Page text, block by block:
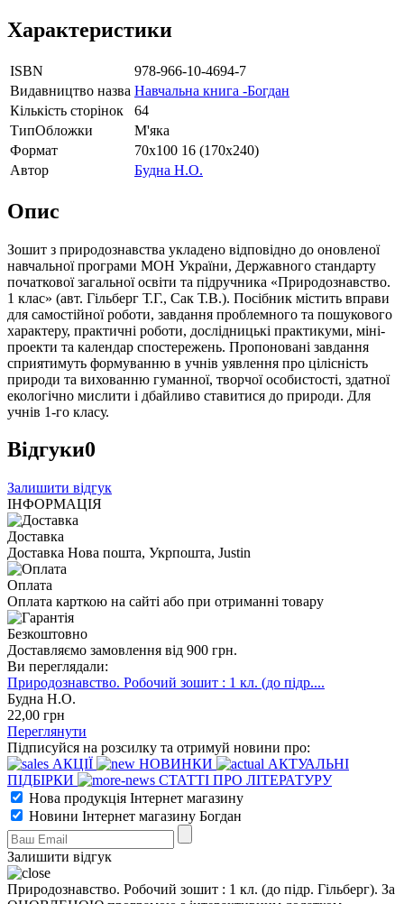
Характеристики
ISBN
978-966-10-4694-7
Видавництво назва Навчальна книга -Богдан
Кількість сторінок
64
ТипОбложки
М'яка
Формат
70х100 16 (170х240)
Автор
Будна Н.О.
Опис
Зошит з природознавства укладено відповідно до оновленої
навчальної програми МОН України, Державного стандарту
початкової загальної освіти та підручника «Природознавство.
1 клас» (авт. Гільберг Т.Г., Сак Т.В.). Посібник містить вправи
для самостійної роботи, завдання проблемного та пошукового
характеру, практичні роботи, дослідницькі практикуми, міні-
проекти та календар спостережень. Пропоновані завдання
сприятимуть формуванню в учнів уявлення про цілісність
природи та вихованню гуманної, творчої особистості, здатної
екологічно мислити і дбайливо ставитися до природи. Для
учнів 1-го класу.
Відгуки0
Залишити відгук
ІНФОРМАЦІЯ
Доставка
Доставка Нова пошта, Укрпошта, Justin
Оплата
Оплата карткою на сайті або при отриманні товару
Безкоштовно
Доставляємо замовлення від 900 грн.
Ви переглядали:
Природознавство. Робочий зошит : 1 кл. (до підр....
Будна Н.О.
22,00 грн
Переглянути
Підписуйся на розсилку та отримуй новини про:
АКЦІЇ
НОВИНКИ
АКТУАЛЬНІ
ПІДБІРКИ
СТАТТІ ПРО ЛІТЕРАТУРУ
Нова продукція Інтернет магазину
Новини Інтернет магазину Богдан
Залишити відгук
Природознавство. Робочий зошит : 1 кл. (до підр. Гільберг). За